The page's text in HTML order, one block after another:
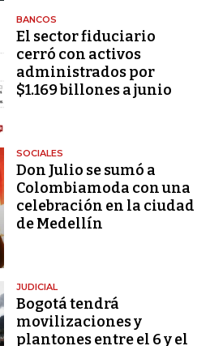
BANCOS
El sector fiduciario
cerró con activos
administrados por
$1.169 billones a junio
SOCIALES
Don Julio se sumó a
Colombiamoda con una
celebración en la ciudad
de Medellín
JUDICIAL
Bogotá tendrá
movilizaciones y
plantones entre el 6 y el